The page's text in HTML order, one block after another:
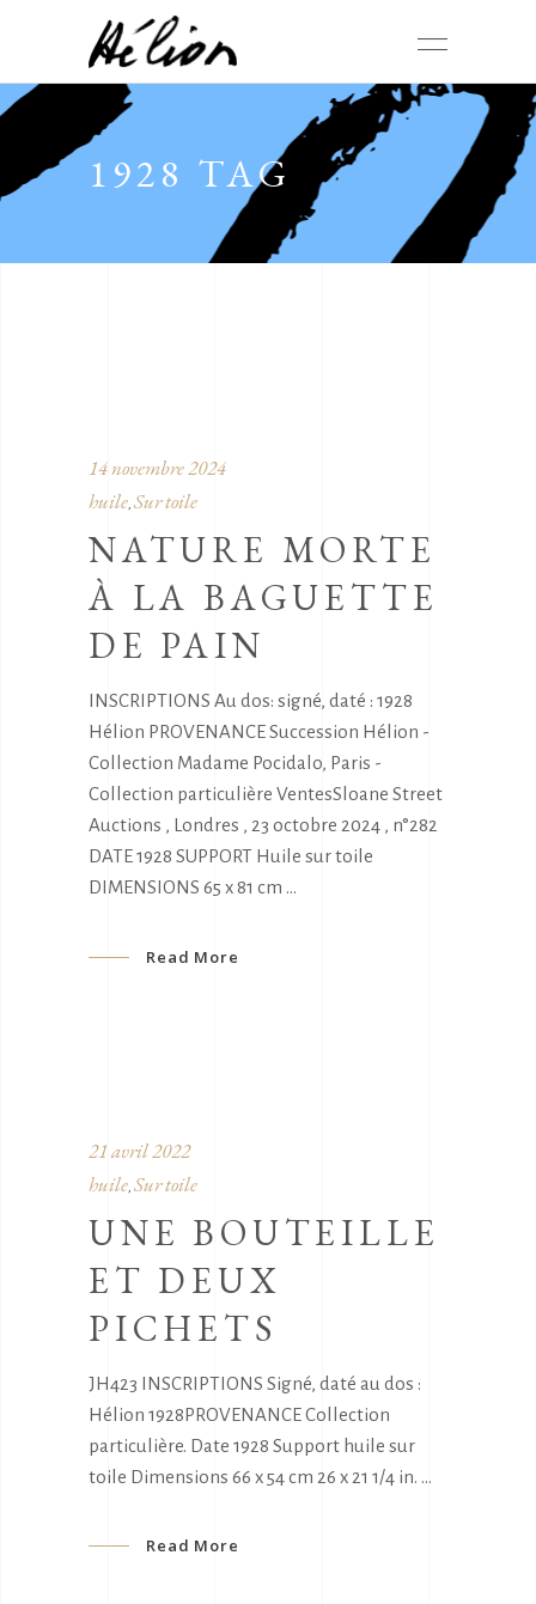
1928 TAG
14 novembre 2024
huile, Sur toile
NATURE MORTE
À LA BAGUETTE
DE PAIN
INSCRIPTIONS Au dos: signé, daté : 1928
Hélion PROVENANCE Succession Hélion -
Collection Madame Pocidalo, Paris -
Collection particulière VentesSloane Street
Auctions , Londres , 23 octobre 2024 , n°282
DATE 1928 SUPPORT Huile sur toile
DIMENSIONS 65 x 81 cm
Read More
21 avril 2022
huile Sur toile
UNE BOUTEILLE
ET DEUX
PICHETS
JH423 INSCRIPTIONS Signé, daté au dos :
Hélion 1928PROVENANCE Collection
particulière. Date 1928 Support huile sur
toile Dimensions 66 x 54 cm 26 x 21 1/4 in.
Read More